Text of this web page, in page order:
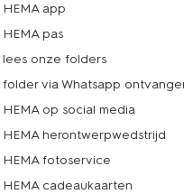
HEMA app
HEMA pas
lees onze folders
folder via Whatsapp
HEMA op social media
HEMA herontwerpwedstrijd
HEMA fotoservice
HEMA cadeaukaarten